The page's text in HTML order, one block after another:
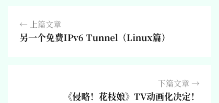
上篇文章
另一个免费IPv6 Tunnel（Linux篇）
下篇文章
《侵略！花枝娘》TV动画化决定！